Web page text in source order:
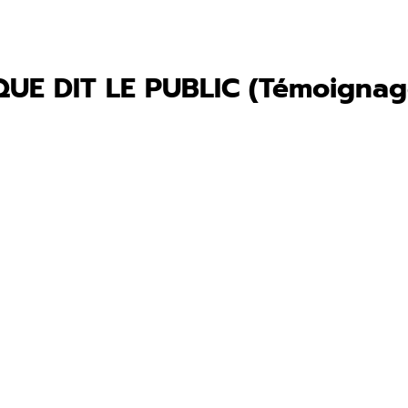
DIT LE PUBLIC